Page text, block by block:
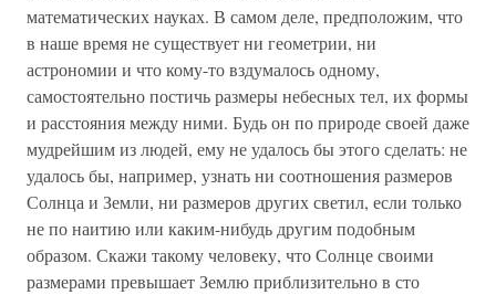
математических науках. В самом деле, предположим, что
в наше время не существует ни геометрии, ни
астрономии и что кому-то вздумалось одному,
самостоятельно постичь размеры небесных тел, их формы
и расстояния между ними. Будь он по природе своей даже
мудрейшим из людей, ему не удалось бы этого сделать: не
удалось бы, например, узнать ни соотношения размеров
Солнца и Земли, ни размеров других светил, если только
не по наитию или каким-нибудь другим подобным
образом. Скажи такому человеку, что Солнце своими
размерами превышает Землю приблизительно в сто